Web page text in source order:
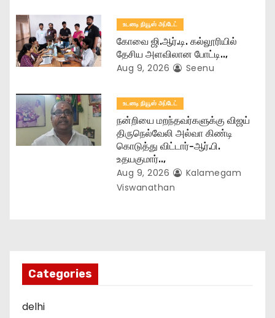
உடனடி நியூஸ் அப்டேட்
கோவை ஜி.ஆர்.டி. கல்லூரியில்
தேசிய அளவிலான போட்டி..,
Aug 9, 2026 Seenu
உடனடி நியூஸ் அப்டேட்
நன்றியை மறந்தவர்களுக்கு விஜய்
திருநெல்வேலி அல்வா கிண்டி
கொடுத்து விட்டார்-ஆர்‌.பி.
உதயகுமார்..,
Aug 9, 2026
Kalamegam
Viswanathan
Categories
delhi